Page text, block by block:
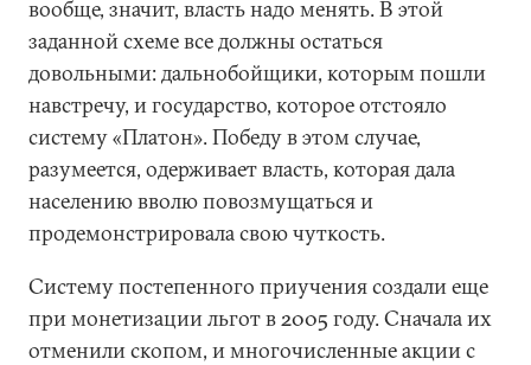
вообще, значит, власть надо менять. В этой
заданной схеме все должны остаться
довольными: дальнобойщики, которым пошли
навстречу, и государство, которое отстояло
систему «Платон». Победу в этом случае,
разумеется, одерживает власть, которая дала
населению вволю повозмущаться и
продемонстрировала свою чуткость.
Систему постепенного приучения создали еще
при монетизации льгот в 2005 году. Сначала их
отменили скопом, и многочисленные акции с